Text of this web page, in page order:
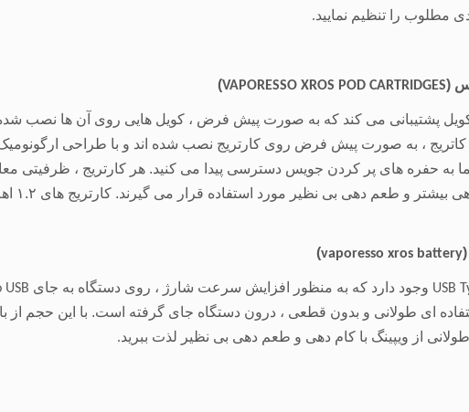
مطلوب را تنظیم نمایید.
(
VAPORESSO XROS POD CARTRIDGES
)
هر کاتریج ، به صورت پیش فرض روی کارتریج نصب شده اند و با طراحی
پر
vaporesso xros battery
)
USB وجود دارد که به منظور افزایش سرعت شارژ ، روی دستگاه به جای
ای طولانی و بدون قطعی ، درون دستگاه جای گرفته است. با این حجم از
از ویپینگ با کام دهی و طعم دهی بی نظیر لذت ببرید.